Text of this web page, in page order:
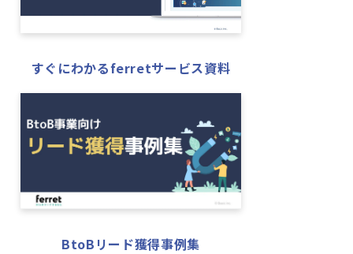
すぐにわかるferretサービス資料
BtoBリード獲得事例集